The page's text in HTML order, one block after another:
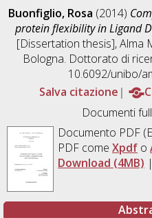
Buonfiglio, Rosa (2014)
protein flexibility in Ligand
[Dissertation thesis], Alma
Bologna. Dottorato di
10.6092/unibo/
Salva citazione
Documenti
Documento PDF
PDF come Xpdfo
Download (4MB) |